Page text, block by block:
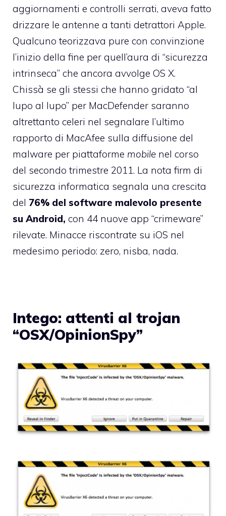
aggiornamenti e controlli serrati, aveva fatto
drizzare le antenne a tanti detrattori Apple.
Qualcuno teorizzava pure con convinzione
l’inizio della fine per quell’aura di “sicurezza
intrinseca” che ancora avvolge OS X.
Chissà se gli stessi che hanno gridato “al
lupo al lupo” per MacDefender saranno
altrettanto celeri nel segnalare l’ultimo
rapporto di MacAfee sulla diffusione del
malware per piattaforme mobile nel corso
del secondo trimestre 2011. La nota firm di
sicurezza informatica segnala una crescita
del 76% del software malevolo presente
su Android, con 44 nuove app “crimeware”
rilevate. Minacce riscontrate su iOS nel
medesimo periodo: zero, nisba, nada.
Intego: attenti al trojan
“OSX/OpinionSpy”